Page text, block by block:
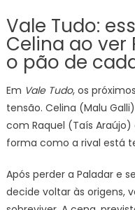
Vale Tudo:
Celina ao ver
o pão de
Em Vale Tudo, os
tensão. Celina (Malu
com Raquel (Taís
forma como a rival está
Após perder a Paladar e
decide voltar às origens,